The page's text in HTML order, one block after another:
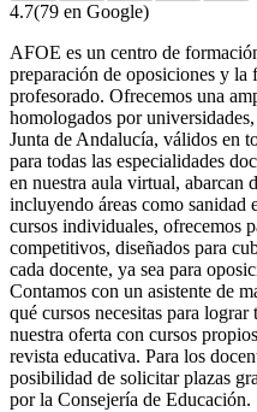
4.7(79 en Google)
AFOE es un centro de
preparación de oposiciones y la
profesorado. Ofrecemos una
homologados por
Junta de Andalucía, válidos en
para todas las especialidades
en nuestra aula virtual, abarcan
incluyendo áreas como sanidad
cursos individuales, ofrecemos
competitivos, diseñados para
cada docente, ya sea para
Contamos con un asistente de
qué cursos necesitas para
nuestra oferta con cursos
revista educativa. Para los
posibilidad de solicitar plazas
por la Consejería de Educación.